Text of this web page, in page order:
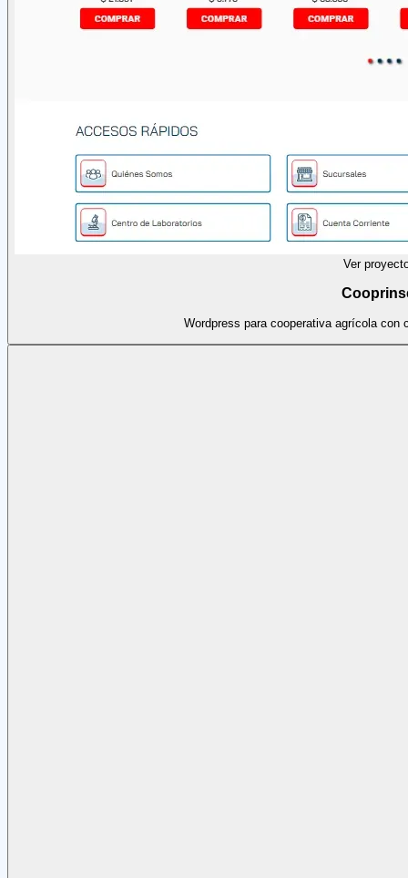
Ver
Wordpress para cooperativa agrícola con